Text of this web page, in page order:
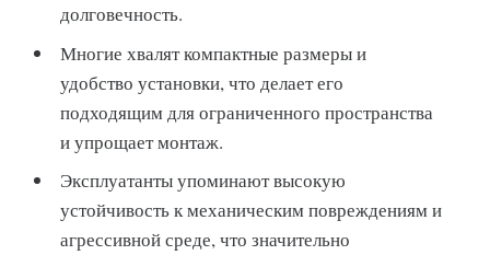
долговечность.
Многие хвалят компактные размеры и
удобство установки, что делает его
подходящим для ограниченного пространства
и упрощает монтаж.
Эксплуатанты упоминают высокую
устойчивость к механическим повреждениям и
агрессивной среде, что значительно